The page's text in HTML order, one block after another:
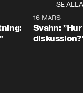
SE ALLA
16 MARS
Svahn: